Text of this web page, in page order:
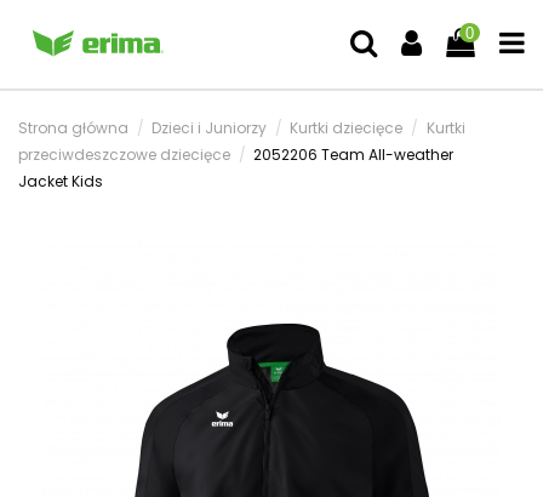
0
Strona główna Dzieci i Juniorzy Kurtki dziecięce
Kurtki
przeciwdeszczowe dziecięce
2052206 Team All-weather
Jacket Kids